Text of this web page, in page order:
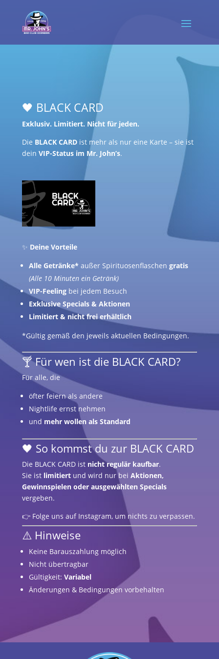
🖤 BLACK CARD
Exklusiv. Limitiert. Nicht für jeden.
Die BLACK CARDist mehr als nur eine Karte – sie ist
dein VIP-Status im Mr. John’s.
✨ Deine Vorteile
Alle Getränke* außer Spirituosenflaschen gratis
(Alle 10 Minuten ein Getränk)
VIP-Feelingbei jedem Besuch
Exklusive Specials & Aktionen
Limitiert & nicht frei erhältlich
*Gültig gemäß den jeweils aktuellen Bedingungen.
🍸 Für wen ist die BLACK CARD?
Für alle, die
öfter feiern als andere
Nightlife ernst nehmen
und mehr wollen als Standard
🖤 So kommst du zur BLACK CARD
Die BLACK CARD ist nicht regulär kaufbar.
Sie ist limitiertund wird nur bei Aktionen,
Gewinnspielen oder ausgewählten Specials
vergeben.
👉 Folge uns auf Instagram, um nichts zu verpassen.
⚠️ Hinweise
Keine Barauszahlung möglich
Nicht übertragbar
Gültigkeit: Variabel
Änderungen & Bedingungen vorbehalten